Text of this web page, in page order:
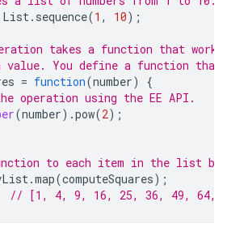
List. sequence(1 , 10);
takes a function that works
value. You define a function
= function(number)
{
operation using the EE API.
(number).pow(2);
to each item in the list by
.map(computeSquares);
// [1, 4, 9, 16, 25, 36, 49, 64,